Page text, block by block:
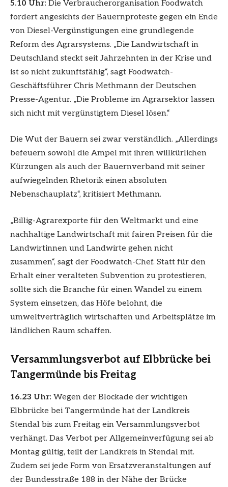
5.10 Uhr: Die Verbraucherorganisation Foodwatch
fordert angesichts der Bauernproteste gegen ein Ende
von Diesel-Vergünstigungen eine grundlegende
Reform des Agrarsystems. „Die Landwirtschaft in
Deutschland steckt seit Jahrzehnten in der Krise und
ist so nicht zukunftsfähig“, sagt Foodwatch-
Geschäftsführer Chris Methmann der Deutschen
Presse-Agentur. „Die Probleme im Agrarsektor lassen
sich nicht mit vergünstigtem Diesel lösen.“
Die Wut der Bauern sei zwar verständlich. „Allerdings
befeuern sowohl die Ampel mit ihren willkürlichen
Kürzungen als auch der Bauernverband mit seiner
aufwiegelnden Rhetorik einen absoluten
Nebenschauplatz“, kritisiert Methmann.
„Billig-Agrarexporte für den Weltmarkt und eine
nachhaltige Landwirtschaft mit fairen Preisen für die
Landwirtinnen und Landwirte gehen nicht
zusammen“, sagt der Foodwatch-Chef. Statt für den
Erhalt einer veralteten Subvention zu protestieren,
sollte sich die Branche für einen Wandel zu einem
System einsetzen, das Höfe belohnt, die
umweltverträglich wirtschaften und Arbeitsplätze im
ländlichen Raum schaffen.
Versammlungsverbot auf Elbbrücke bei
Tangermünde bis Freitag
16.23 Uhr: Wegen der Blockade der wichtigen
Elbbrücke bei Tangermünde hat der Landkreis
Stendal bis zum Freitag ein Versammlungsverbot
verhängt. Das Verbot per Allgemeinverfügung sei ab
Montag gültig, teilt der Landkreis in Stendal mit.
Zudem sei jede Form von Ersatzveranstaltungen auf
der Bundesstraße 188 in der Nähe der Brücke